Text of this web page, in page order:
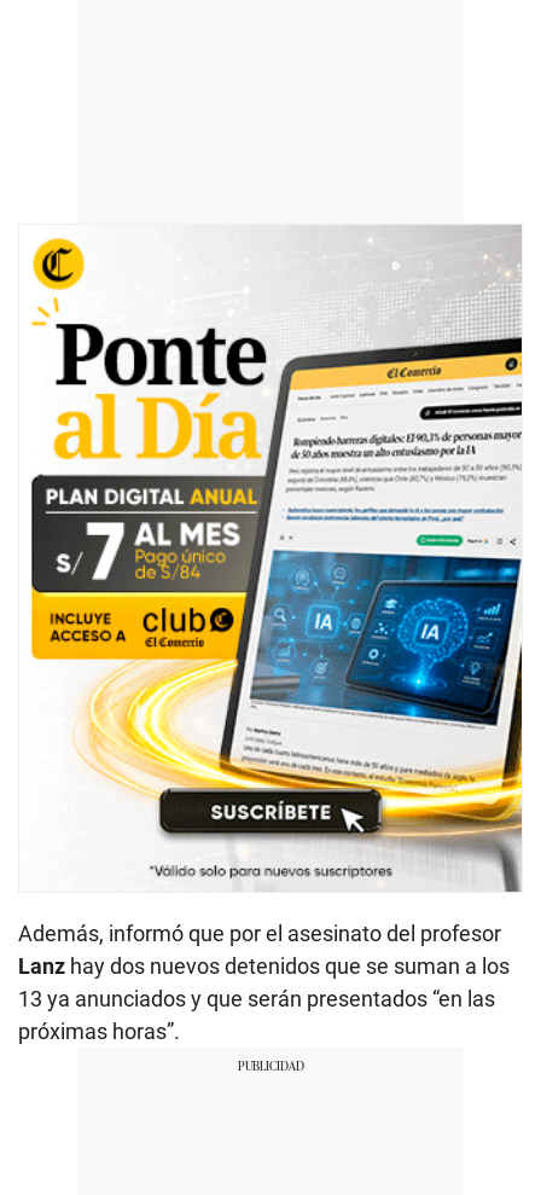
Además, informó que por el asesinato del profesor
Lanz hay dos nuevos detenidos que se suman a los
13 ya anunciados y que serán presentados “en las
próximas horas”.